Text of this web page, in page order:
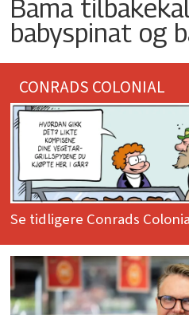
Bama
babyspinat og
CONRADS COLONIAL
Se tidligere Conrads